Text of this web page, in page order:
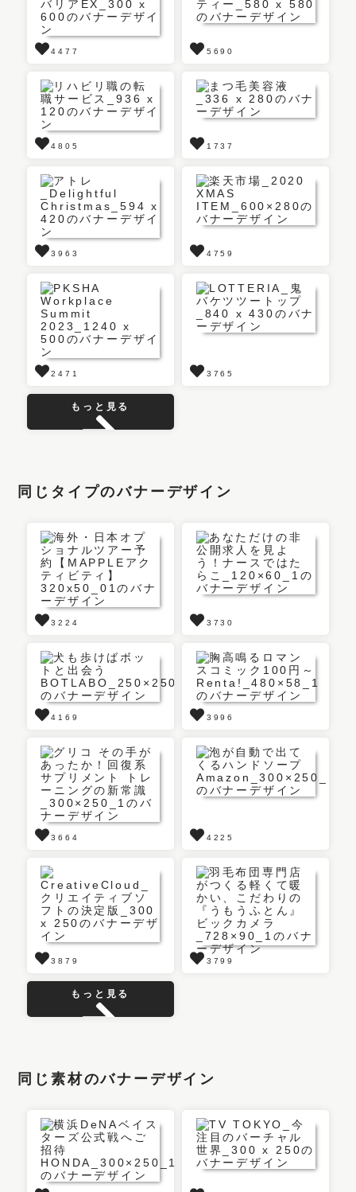
4477 5690
4805 1737
3963 4759
2471 3765
もっと見る
同じタイプのバナーデザイン
3224 3730
4169 3996
3664 4225
3879 3799
もっと見る
同じ素材のバナーデザイン